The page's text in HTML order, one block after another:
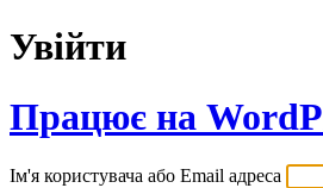
Увійти
Працює на
Ім'я користувача або Email адреса